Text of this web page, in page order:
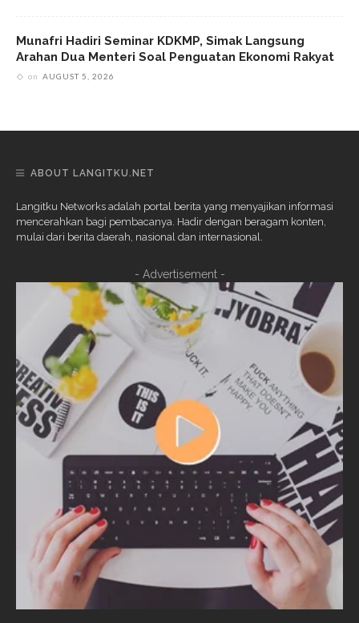
Munafri Hadiri Seminar KDKMP, Simak Langsung
Arahan Dua Menteri Soal Penguatan Ekonomi Rakyat
on AUGUST 5, 2026
ABOUT LANGITKU.NET
Langitku Networks adalah portal berita yang menyajikan informasi
mencerahkan bagi pembacanya. Hadir dengan beragam konten,
mulai dari berita daerah, nasional dan internasional.
- Advertisement -